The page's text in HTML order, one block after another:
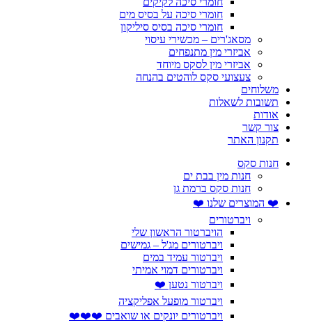
חומרי סיכה על בסיס מים
חומרי סיכה בסיס סיליקון
מסאג'רים – מכשירי עיסוי
אביזרי מין מתנפחים
אביזרי מין לסקס מיוחד
צעצועי סקס לוהטים בהנחה
משלוחים
תשובות לשאלות
אודות
צור קשר
תקנון האתר
חנות סקס
חנות מין בבת ים
חנות סקס ברמת גן
❤️ המוצרים שלנו ❤️
ויברטורים
הויברטור הראשון שלי
ויברטורים מג'ל – גמישים
ויברטור עמיד במים
ויברטורים דמוי אמיתי
ויברטור נטען ❤️
ויברטור מופעל אפליקציה
ויברטורים יונקים או שואבים ❤️❤️❤️